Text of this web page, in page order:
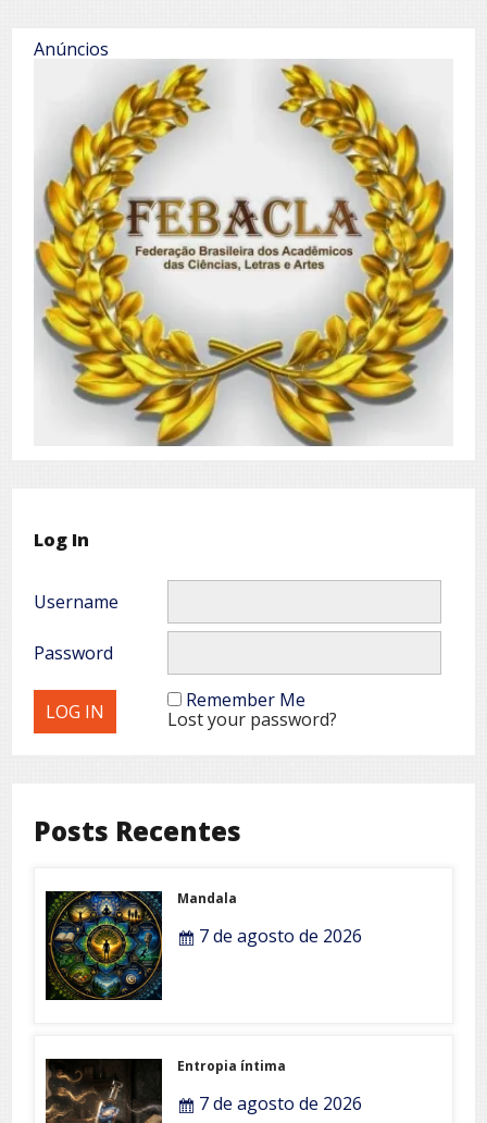
Anúncios
Log In
Username
Password
Remember Me
Lost your password?
Posts Recentes
Mandala
7 de agosto de 2026
Entropia íntima
7 de agosto de 2026